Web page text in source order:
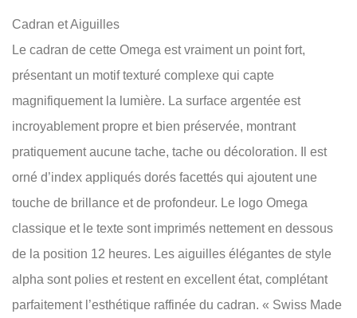
Cadran et Aiguilles
Le cadran de cette Omega est vraiment un point fort,
présentant un motif texturé complexe qui capte
magnifiquement la lumière. La surface argentée est
incroyablement propre et bien préservée, montrant
pratiquement aucune tache, tache ou décoloration. Il est
orné d’index appliqués dorés facettés qui ajoutent une
touche de brillance et de profondeur. Le logo Omega
classique et le texte sont imprimés nettement en dessous
de la position 12 heures. Les aiguilles élégantes de style
alpha sont polies et restent en excellent état, complétant
parfaitement l’esthétique raffinée du cadran. « Swiss Made